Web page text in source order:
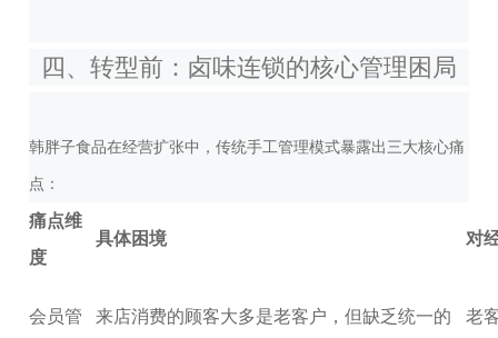
四、转型前：卤味连锁的核心管理困局
韩胖子食品在经营扩张中，传统手工管理模式暴露出三大核心痛
点：
痛点维
度
具体困境 对
会员管
来店消费的顾客大多是老客户，但缺乏统一的
老